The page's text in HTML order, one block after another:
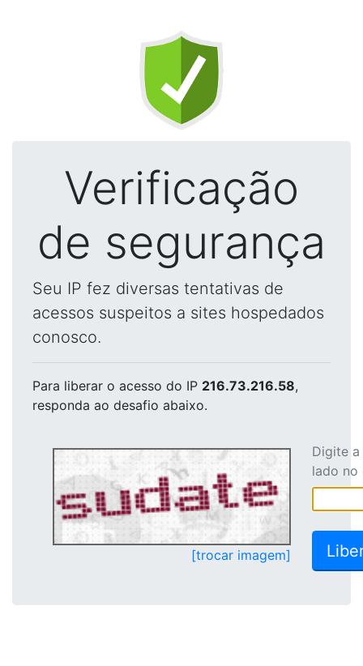
Verificação
de segurança
Seu IP fez diversas tentativas de
acessos suspeitos a sites hospedados
conosco.
Para liberar o acesso do IP 216.73.216.58,
responda ao desafio abaixo.
[trocar imagem]
Digite
lado no